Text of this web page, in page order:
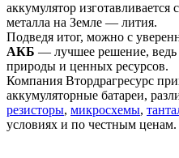
аккумулятор
металла на Земле — лития.
Подведя итог, можно с
АКБ — лучшее решение, ведь
природы и ценных ресурсов.
Компания Втордрагресурс
аккумуляторные батареи,
резисторы, микросхемы,
условиях и по честным ценам.